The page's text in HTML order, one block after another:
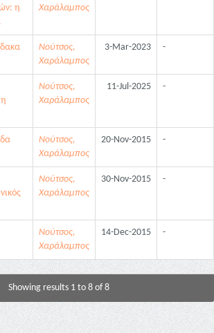
η
Χαράλαμπος
Νούτσος,
Χαράλαμπος
3-Mar-2023 -
Νούτσος,
Χαράλαμπος
11-Jul-2025 -
Νούτσος,
Χαράλαμπος
20-Nov-2015 -
Νούτσος,
Χαράλαμπος
30-Nov-2015 -
Νούτσος,
Χαράλαμπος
14-Dec-2015 -
Showing results 1 to 8 of 8